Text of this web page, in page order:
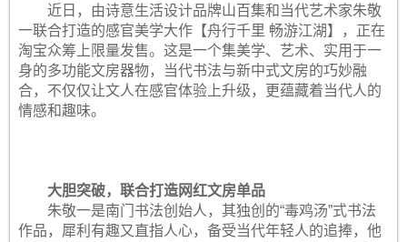
近日，由诗意生活设计品牌山百集和当代艺术家朱敬
一联合打造的感官美学大作【舟行千里 畅游江湖】，正在
淘宝众筹上限量发售。这是一个集美学、艺术、实用于一
身的多功能文房器物，当代书法与新中式文房的巧妙融
合，不仅仅让文人在感官体验上升级，更蕴藏着当代人的
情感和趣味。
大胆突破，联合打造网红文房单品
朱敬一是南门书法创始人，其独创的“毒鸡汤”式书法
作品，犀利有趣又直指人心，备受当代年轻人的追捧，他